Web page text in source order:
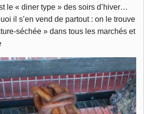
le « diner type » des soirs d’hiver…
il s’en vend de partout : on le trouve
séchée » dans tous les marchés et